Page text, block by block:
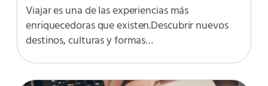
Viajar es una de las experiencias más
enriquecedoras que existen.Descubrir nuevos
destinos, culturas y formas…